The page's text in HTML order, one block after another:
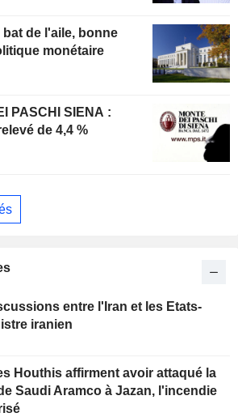
de l'aile, bonne
monétaire
PASCHI SIENA :
de 4,4 %
entre l'Iran et les Etats-
iranien
Houthis affirment avoir attaqué la
Saudi Aramco à Jazan, l'incendie